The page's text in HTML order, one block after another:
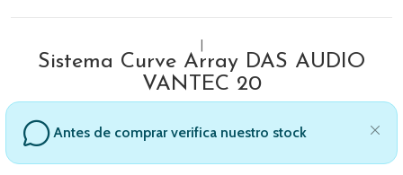
Sistema Curve Array DAS AUDIO
VANTEC 20
Antes de comprar verifica nuestro stock